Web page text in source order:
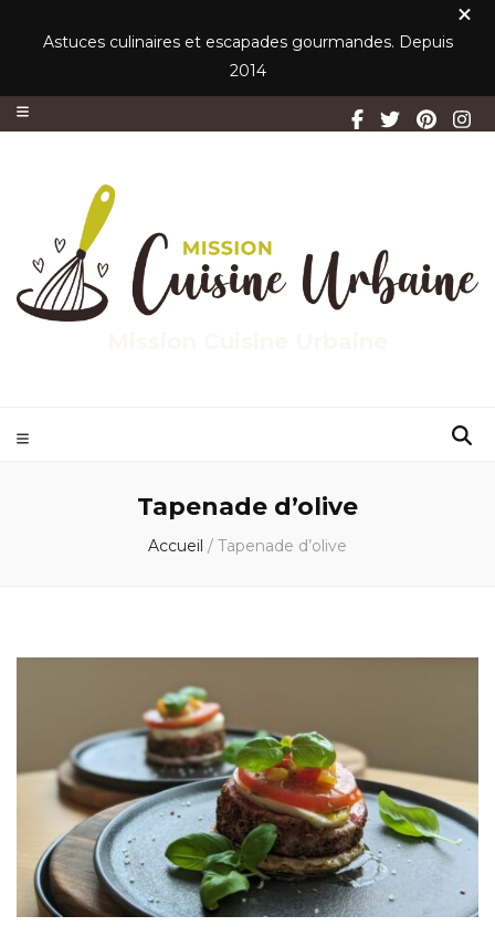
Astuces culinaires et escapades gourmandes. Depuis
2014
Tapenade d’olive
Accueil / Tapenade d’olive